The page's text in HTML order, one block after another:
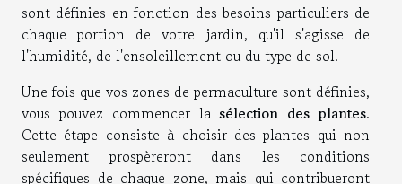
sont définies en fonction des besoins particuliers de
chaque portion de votre jardin, qu'il s'agisse de
l'humidité, de l'ensoleillement ou du type de sol.
Une fois que vos zones de permaculture sont définies,
vous pouvez commencer lasélection des plantes.
Cette étape consiste à choisir des plantes qui non
seulement prospèreront dans les conditions
spécifiques de chaque zone, mais qui contribueront